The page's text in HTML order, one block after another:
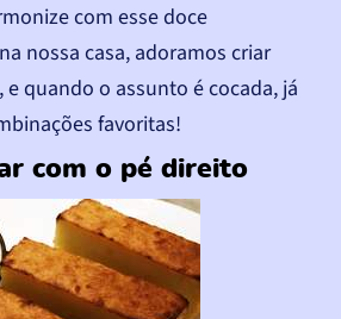
com esse doce
nossa casa, adoramos criar
quando o assunto é cocada, já
favoritas!
com o pé direito